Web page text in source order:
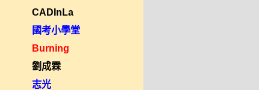
CADInLa
國考小學堂
Burning
劉成霖
志光